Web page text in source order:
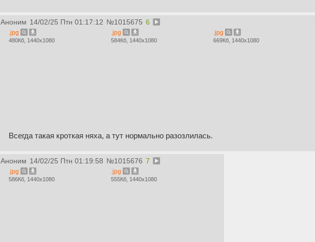
Аноним 14/02/25 Птн 01:17:12 №1015675 6
.jpg
480Кб, 1440x1080
.jpg
584Кб, 1440x1080
.jpg
669Кб, 1440x1080
Всегда такая кроткая няха, а тут нормально разозлилась.
Аноним 14/02/25 Птн 01:19:58 №1015676 7
.jpg
586Кб, 1440x1080
.jpg
555Кб, 1440x1080